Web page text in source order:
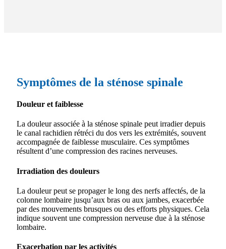
Symptômes de la sténose spinale
Douleur et faiblesse
La douleur associée à la sténose spinale peut irradier depuis
le canal rachidien rétréci du dos vers les extrémités, souvent
accompagnée de faiblesse musculaire. Ces symptômes
résultent d’une compression des racines nerveuses.
Irradiation des douleurs
La douleur peut se propager le long des nerfs affectés, de la
colonne lombaire jusqu’aux bras ou aux jambes, exacerbée
par des mouvements brusques ou des efforts physiques. Cela
indique souvent une compression nerveuse due à la sténose
lombaire.
Exacerbation par les activités